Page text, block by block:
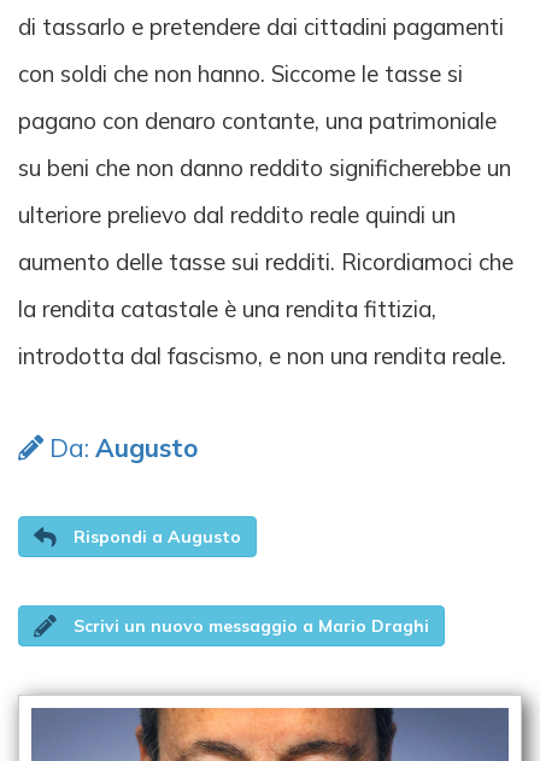
di tassarlo e pretendere dai cittadini pagamenti
con soldi che non hanno. Siccome le tasse si
pagano con denaro contante, una patrimoniale
su beni che non danno reddito significherebbe un
ulteriore prelievo dal reddito reale quindi un
aumento delle tasse sui redditi. Ricordiamoci che
la rendita catastale è una rendita fittizia,
introdotta dal fascismo, e non una rendita reale.
Da: Augusto
Rispondi a Augusto
Scrivi un nuovo messaggio a Mario Draghi